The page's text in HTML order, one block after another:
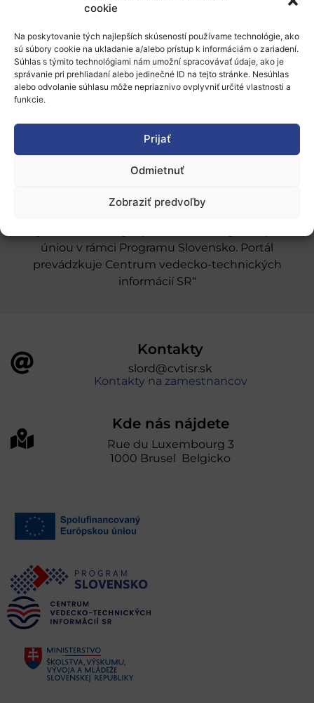
cookie
Na poskytovanie tých najlepších skúseností používame technológie, ako
sú súbory cookie na ukladanie a/alebo prístup k informáciám o zariadení.
Súhlas s týmito technológiami nám umožní spracovávať údaje, ako je
správanie pri prehliadaní alebo jedinečné ID na tejto stránke. Nesúhlas
alebo odvolanie súhlasu môže nepriaznivo ovplyvniť určité vlastnosti a
funkcie.
Prijať
Odmietnuť
Zobraziť predvoľby
O nás
Naše služby
Novinky
úniou v rámci Programu Slovensko. Portál
prevádzkuje Centrum vedecko-technických
informácií SR“
Kontakty
slord@cvtisr.sk
Kontakty na zamestnancov
Kde nás nájdete
Rue du Luxembourg 3
1000 Brusel Belgicko